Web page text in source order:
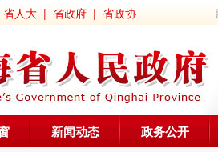
省人大 | 省政府 | 省政协
新闻动态 政务公开